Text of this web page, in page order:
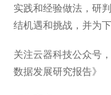
实践和经验做法，研
结机遇和挑战，并为
关注云器科技公众号
数据发展研究报告》